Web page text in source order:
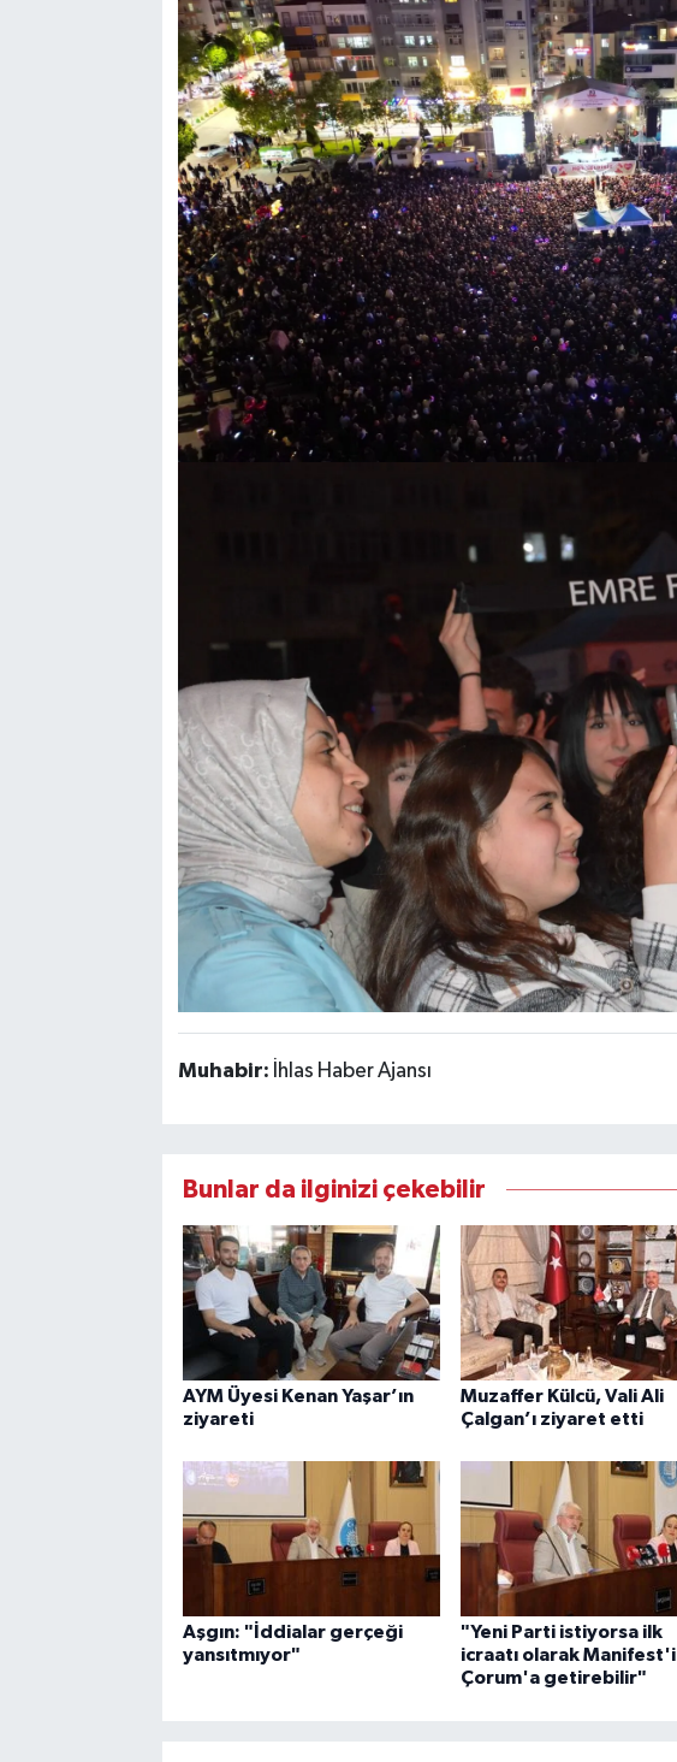
Muhabir: İhlas Haber Ajansı
Bunlar da ilginizi çekebilir
AYM Üyesi Kenan Yaşar’ın
ziyareti
Muzaffer Külcü, Vali Ali
Çalgan’ı ziyaret etti
Aşgın: "İddialar gerçeği
yansıtmıyor"
"Yeni Parti istiyorsa ilk
icraatı olarak Manifest'i
Çorum'a getirebilir"